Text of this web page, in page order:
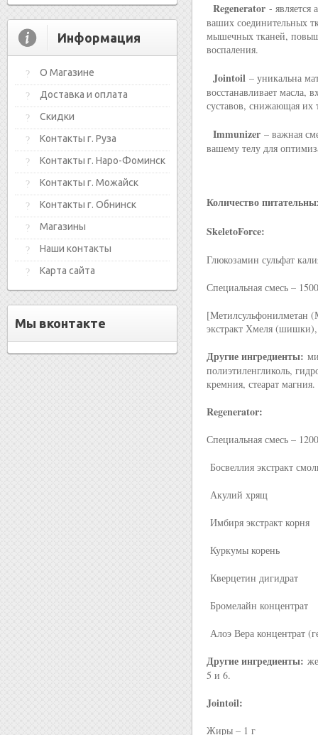
Информация
О Магазине
Доставка и оплата
Скидки
Контакты г. Руза
Контакты г. Наро-Фоминск
Контакты г. Можайск
Контакты г. Обнинск
Магазины
Наши контакты
Карта сайта
Мы вконтакте
Regenerator - является
ваших соединительных
мышечных тканей,
воспаления.
Jointoil – уникальна
восстанавливает масла,
суставов, снижающая их
Immunizer – важная
вашему телу для
Количество
SkeletoForce:
Глюкозамин сульфат
Специальная смесь –
[Метилсульфонилметан
экстракт Хмеля (шишки),
Другие ингредиенты:
полиэтиленгликоль,
кремния, стеарат магния.
Regenerator:
Специальная смесь –
Босвеллия экстракт
Акулий хрящ
Имбиря экстракт корня
Куркумы корень
Кверцетин дигидрат
Бромелайн концентрат
Алоэ Вера концентрат
Другие ингредиенты:
5 и 6.
Jointoil:
Жиры – 1 г